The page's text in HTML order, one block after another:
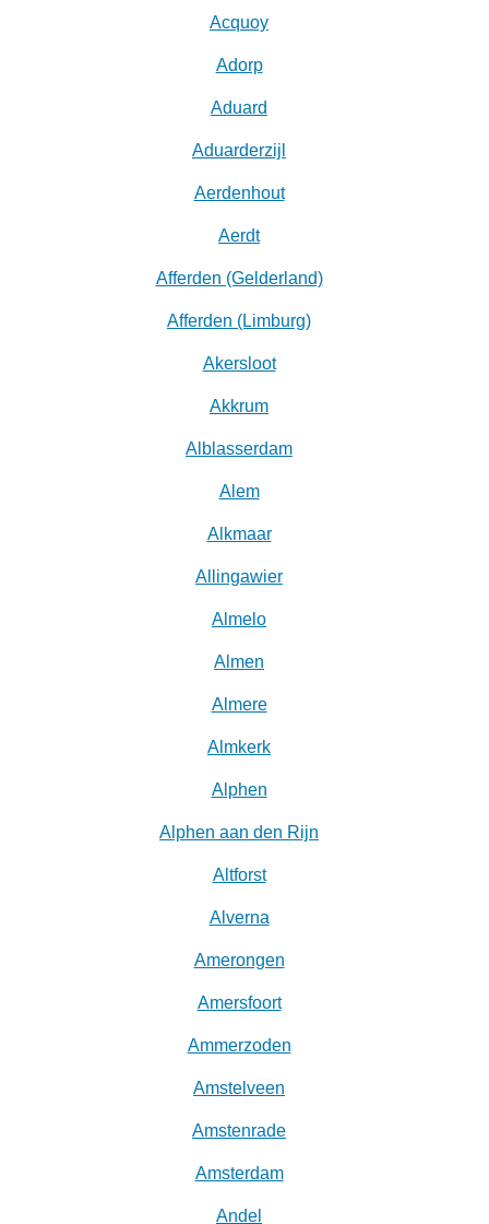
Acquoy
Adorp
Aduard
Aduarderzijl
Aerdenhout
Aerdt
Afferden (Gelderland)
Afferden (Limburg)
Akersloot
Akkrum
Alblasserdam
Alem
Alkmaar
Allingawier
Almelo
Almen
Almere
Almkerk
Alphen
Alphen aan den Rijn
Altforst
Alverna
Amerongen
Amersfoort
Ammerzoden
Amstelveen
Amstenrade
Amsterdam
Andel